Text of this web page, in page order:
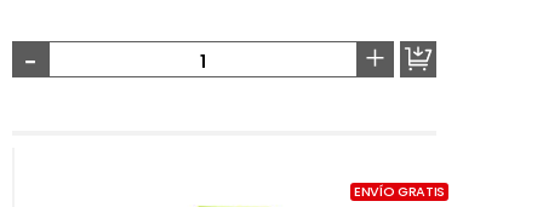
- +
ENVÍO GRATIS